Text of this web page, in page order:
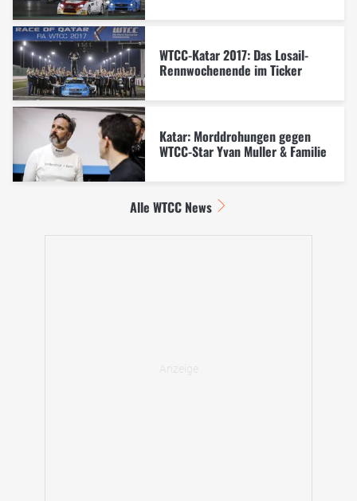
WTCC-Katar 2017: Das Losail-
Rennwochenende im Ticker
Katar: Morddrohungen gegen
WTCC-Star Yvan Muller & Familie
Alle WTCC News